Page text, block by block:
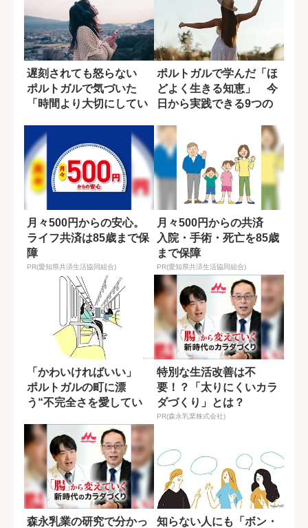
遅刻されても怒らない
ポルトガルで気づいた
「時間より大切にしてい
ポルトガルで学んだ「ほ
どよく生きる知恵」 今
日から実践できる9つの
月々500円からの安心。
ライフ共済は85歳まで保
障
PR(愛知県共済生活協同組合)
月々500円からの共済
入院・手術・死亡を85歳
まで保障
PR(愛知県共済生活協同組合)
「かわいければいい」
ポルトガルの町に漂
う“不完全さを愛してい
特別な生活改善は不
要！？「太りにくいカラ
ダづくり」とは？
PR(森永乳業株式会社)
森永乳業の研究で分かっ
知らない人にも「ボン・